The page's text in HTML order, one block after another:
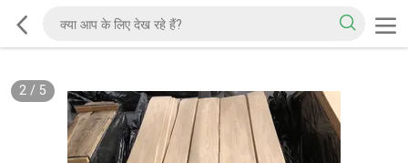
2/ 5